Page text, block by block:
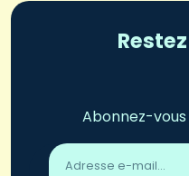
Abonnez-
Adresse
email